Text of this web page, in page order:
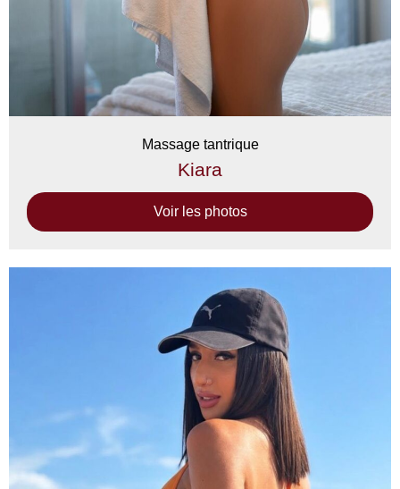
Massage tantrique
Kiara
Voir les photos